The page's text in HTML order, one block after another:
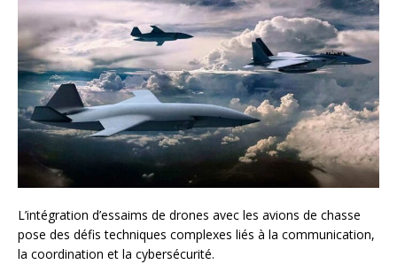
L’intégration d’essaims de drones avec les avions de chasse
pose des défis techniques complexes liés à la communication,
la coordination et la cybersécurité.